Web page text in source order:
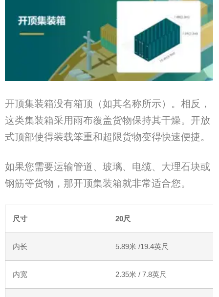
开顶集装箱没有箱顶（如其名称所示）。相反，
这类集装箱采用雨布覆盖货物保持其干燥。开放
式顶部使得装载笨重和超限货物变得快速便捷。
如果您需要运输管道、玻璃、电缆、大理石块或
钢筋等货物，那开顶集装箱就非常适合您。
尺寸 20尺
内长 5.89米 /19.4英尺
内宽 2.35米 / 7.8英尺